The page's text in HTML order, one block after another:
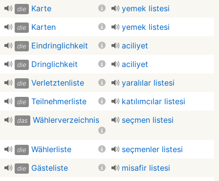
die Karte yemek listesi
die Karten yemek listesi
die Eindringlichkeit aciliyet
die Dringlichkeit aciliyet
die Verletztenliste yaralılar listesi
die Teilnehmerliste katılımcılar listesi
das Wählerverzeichnis seçmen listesi
die Wählerliste seçmenler listesi
die Gästeliste misafir listesi